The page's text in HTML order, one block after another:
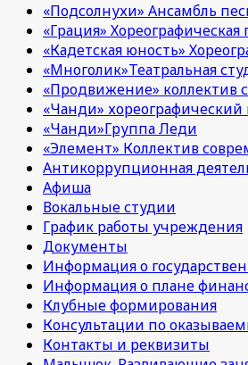
«Подсолнухи» Ансамбль
«Грация» Хореографическая
«Кадетская юность»
«Многолик»Театральная
«Продвижение» коллектив
«Чанди»
«Чанди»Группа Леди
«Элемент» Коллектив
Антикоррупционная
Афиша
Вокальные студии
График работы учреждения
Документы
Информация о
Информация о плане
Клубные формирования
Консультации по
Контакты и реквизиты